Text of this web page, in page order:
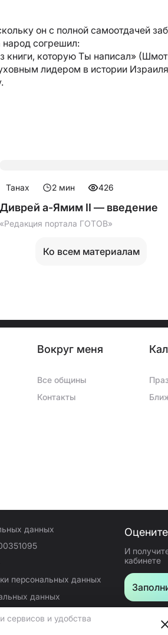
он с полной самоотдачей
согрешил:
книги, которую Ты написал»
лидером в истории
Танах 2 мин 426
Диврей а-Ямим II — введение
«Редакция портала ГОТОВ»
Ко всем материалам
сервисов и удобства
Вокруг меня
Все общины
Контакты
данных
персональных данных
данных
И
кабинете